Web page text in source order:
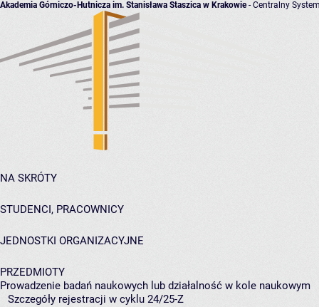
Akademia Górniczo-Hutnicza im. Stanisława Staszica w Krakowie- Centralny
NA SKRÓTY
STUDENCI, PRACOWNICY
JEDNOSTKI ORGANIZACYJNE
PRZEDMIOTY
Prowadzenie badań naukowych lub działalność w kole naukowym
Szczegóły rejestracji w cyklu 24/25-Z